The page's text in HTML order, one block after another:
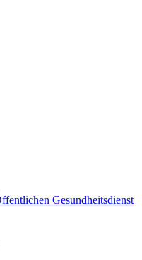
Gesundheitsdienst